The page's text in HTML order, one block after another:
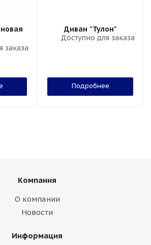
заказа
Диван "Тулон"
Доступно для заказа
Подробнее
Компания
О компании
Новости
Информация